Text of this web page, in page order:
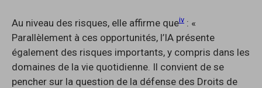
Au niveau des risques, elle affirme queiv : «
Parallèlement à ces opportunités, l’IA présente
également des risques importants, y compris dans les
domaines de la vie quotidienne. Il convient de se
pencher sur la question de la défense des Droits de